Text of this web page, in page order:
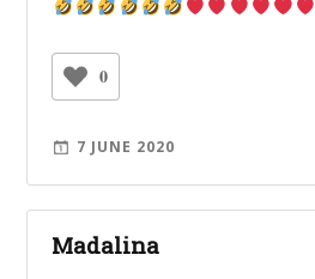
0
7 JUNE 2020
Madalina